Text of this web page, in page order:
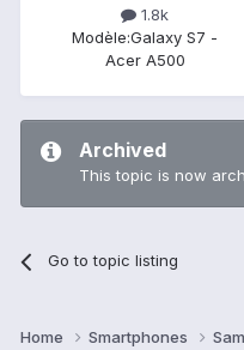
1.8k
Modèle:Galaxy S7 -
Acer A500
Archived
This topic is now
Go to topic listing
Home Smartphones